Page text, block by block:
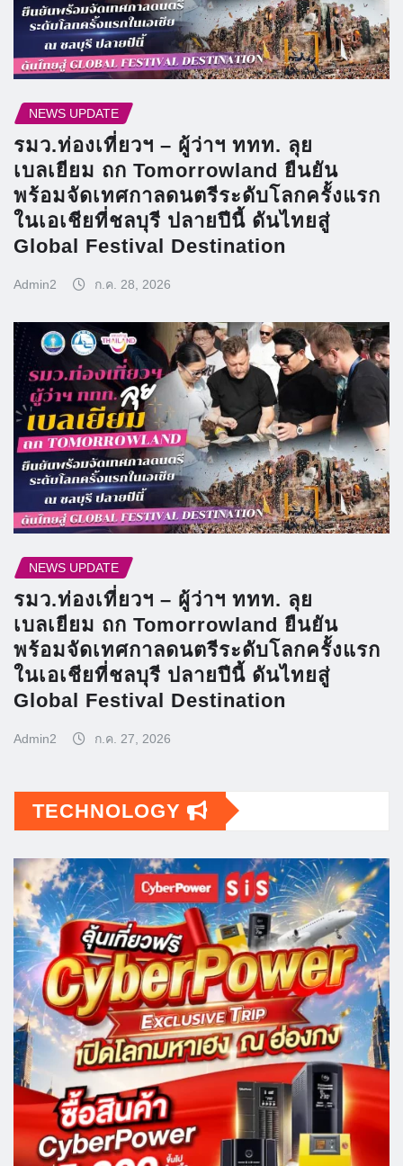
NEWS UPDATE
รมว.ท่องเที่ยวฯ – ผู้ว่าฯ ททท. ลุย
เบลเยียม ถก Tomorrowland ยืนยัน
พร้อมจัดเทศกาลดนตรีระดับโลกครั้งแรก
ในเอเชียที่ชลบุรี ปลายปีนี้ ดันไทยสู่
Global Festival Destination
Admin2 ก.ค. 28, 2026
NEWS UPDATE
รมว.ท่องเที่ยวฯ – ผู้ว่าฯ ททท. ลุย
เบลเยียม ถก Tomorrowland ยืนยัน
พร้อมจัดเทศกาลดนตรีระดับโลกครั้งแรก
ในเอเชียที่ชลบุรี ปลายปีนี้ ดันไทยสู่
Global Festival Destination
Admin2 ก.ค. 27, 2026
TECHNOLOGY